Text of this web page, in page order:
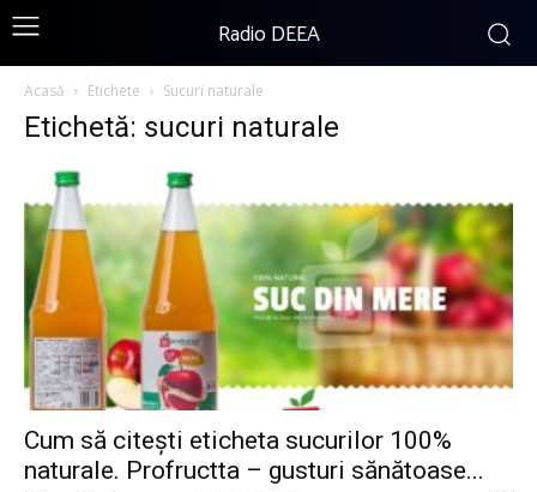
Radio DEEA
Acasă Etichete Sucuri naturale
Etichetă: sucuri naturale
Cum să citeşti eticheta sucurilor 100%
naturale. Profructta – gusturi sănătoase...